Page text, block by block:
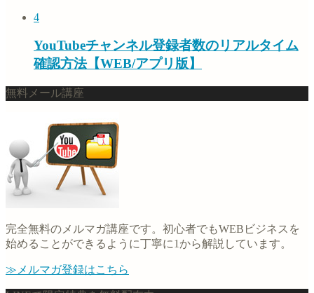
4
YouTubeチャンネル登録者数のリアルタイム
確認方法【WEB/アプリ版】
無料メール講座
完全無料のメルマガ講座です。初心者でもWEBビジネスを
始めることができるように丁寧に1から解説しています。
≫メルマガ登録はこちら